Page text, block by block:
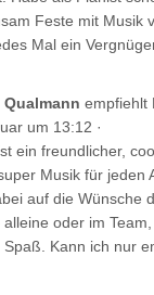
Feste mit Musik
Mal ein
Qualmann empfiehlt
um 13:12 ·
ein freundlicher,
Musik für jeden
auf die Wünsche
alleine oder im
Spaß. Kann ich nur